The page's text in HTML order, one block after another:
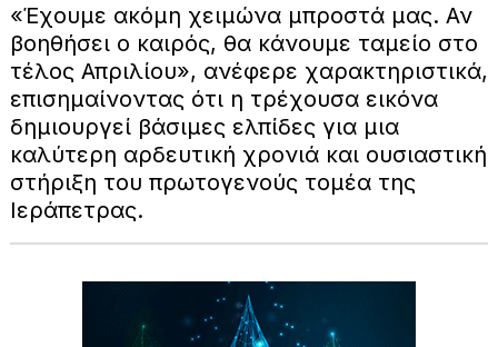
«Έχουμε ακόμη χειμώνα μπροστά μας. Αν
βοηθήσει ο καιρός, θα κάνουμε ταμείο στο
τέλος Απριλίου», ανέφερε χαρακτηριστικά,
επισημαίνοντας ότι η τρέχουσα εικόνα
δημιουργεί βάσιμες ελπίδες για μια
καλύτερη αρδευτική χρονιά και ουσιαστική
στήριξη του πρωτογενούς τομέα της
Ιεράπετρας.